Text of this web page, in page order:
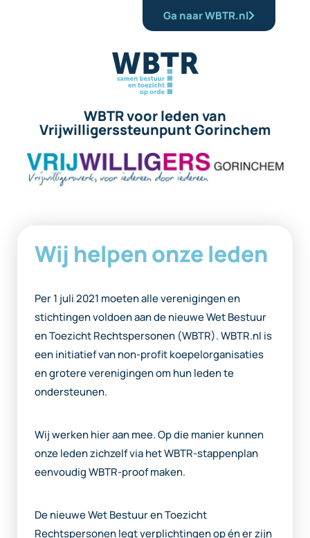
Ga naar WBTR.nl
WBTR voor leden van
Vrijwilligerssteunpunt Gorinchem
Wij helpen onze leden
Per 1 juli 2021 moeten alle verenigingen en
stichtingen voldoen aan de nieuwe Wet Bestuur
en Toezicht Rechtspersonen (WBTR). WBTR.nl is
een initiatief van non-profit koepelorganisaties
en grotere verenigingen om hun leden te
ondersteunen.
Wij werken hier aan mee. Op die manier kunnen
onze leden zichzelf via het WBTR-stappenplan
eenvoudig WBTR-proof maken.
De nieuwe Wet Bestuur en Toezicht
Rechtspersonen legt verplichtingen op én er zijn